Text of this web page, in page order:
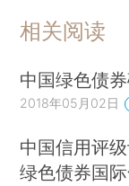
相关阅读
中国绿色债
2018年05月02日
中国信用评
绿色债券国